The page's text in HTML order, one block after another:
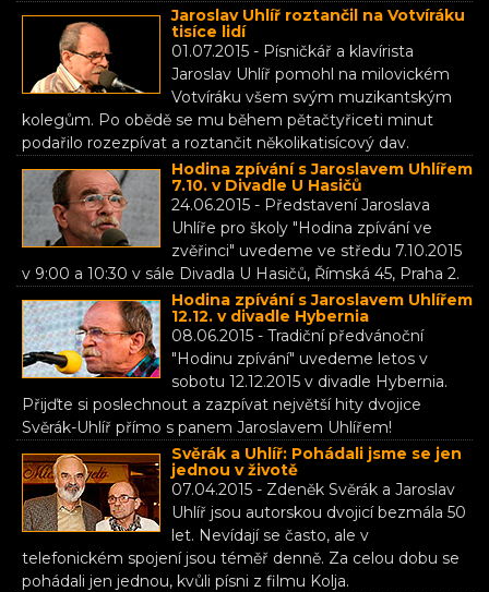
Jaroslav Uhlíř roztančil na Votvíráku
tisíce lidí
01.07.2015 - Písničkář a klavírista
Jaroslav Uhlíř pomohl na milovickém
Votvíráku všem svým muzikantským
kolegům. Po obědě se mu během pětačtyřiceti minut
podařilo rozezpívat a roztančit několikatisícový dav.
Hodina zpívání s Jaroslavem Uhlířem
7.10. v Divadle U Hasičů
24.06.2015 - Představení Jaroslava
Uhlíře pro školy "Hodina zpívání ve
zvěřinci" uvedeme ve středu 7.10.2015
v 9:00 a 10:30 v sále Divadla U Hasičů, Římská 45, Praha 2.
Hodina zpívání s Jaroslavem Uhlířem
12.12. v divadle Hybernia
08.06.2015 - Tradiční předvánoční
"Hodinu zpívání" uvedeme letos v
sobotu 12.12.2015 v divadle Hybernia.
Přijďte si poslechnout a zazpívat největší hity dvojice
Svěrák-Uhlíř přímo s panem Jaroslavem Uhlířem!
Svěrák a Uhlíř: Pohádali jsme se jen
jednou v životě
07.04.2015 - Zdeněk Svěrák a Jaroslav
Uhlíř jsou autorskou dvojicí bezmála 50
let. Nevídají se často, ale v
telefonickém spojení jsou téměř denně. Za celou dobu se
pohádali jen jednou, kvůli písni z filmu Kolja.